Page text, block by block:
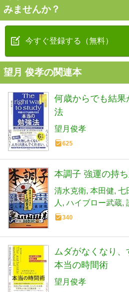
みませんか？
今すぐ登録する（無料）
望月 俊孝の関連本
何歳からでも結
法
望月俊孝
625
本調子 強運の持
清水克衛 本田健 七
人
ハイブロー武蔵
340
ムダがなくなり、
本当の時間術
望月俊孝